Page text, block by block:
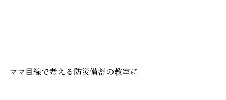
ママ目線で考える防災備蓄の教室に